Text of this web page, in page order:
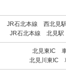
JR石北本線 西北見
JR石北本線 北見
北見東IC
北見川東IC